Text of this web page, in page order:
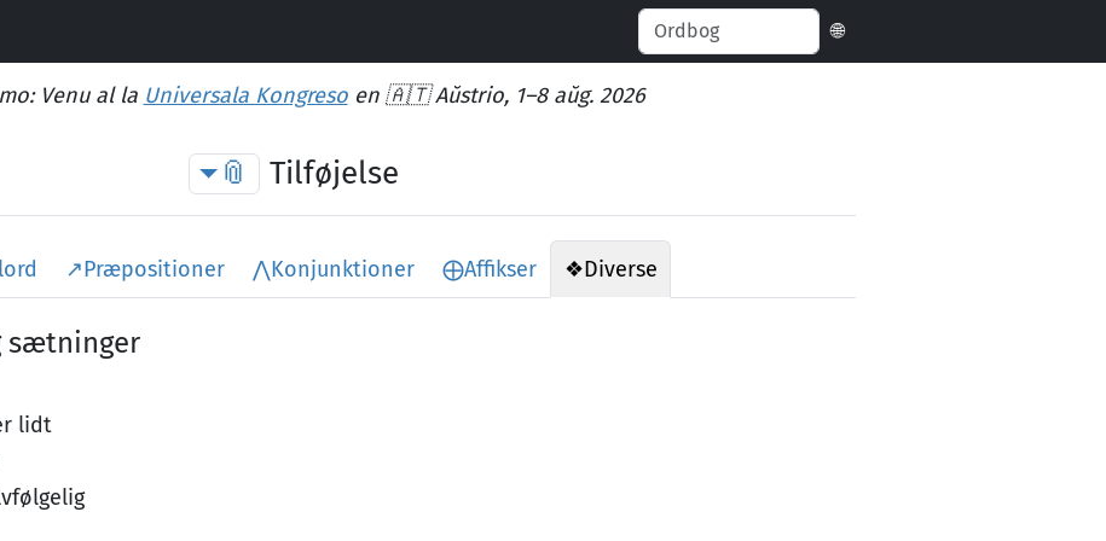
🌐
Venu al la Universala Kongresoen 🇦🇹 Aŭstrio, 1–8 aŭg. 2026
📎 Tilføjelse
↗Præpositioner ⋀Konjunktioner ⨁Affikser ❖Diverse
sætninger
lidt